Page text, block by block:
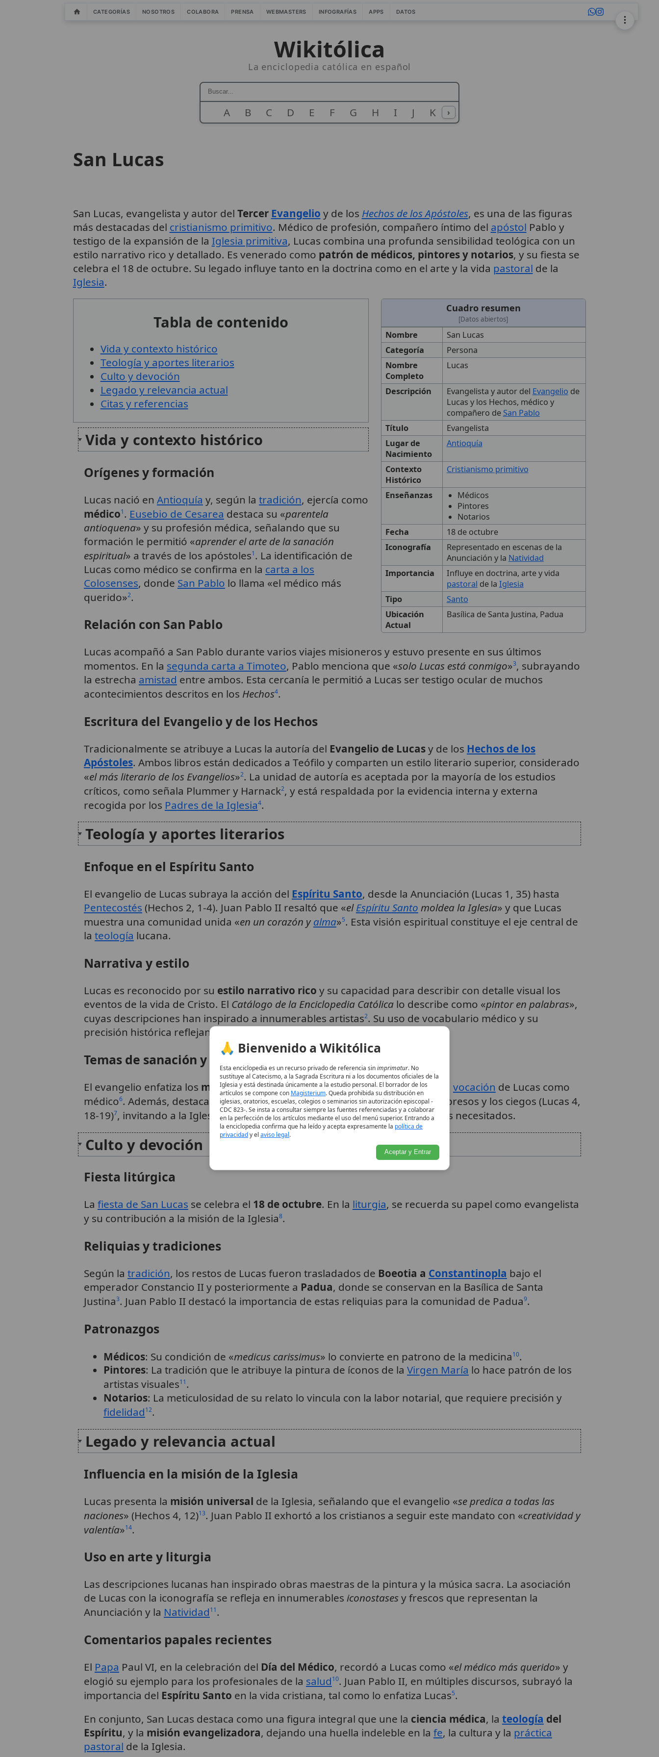
CATEGORÍAS NOSOTROS COLABORA PRENSA WEBMASTERS INFOGRAFÍAS APPS DATOS
Wikitólica
La enciclopedia católica en español
A B C D E F G H I J K L
›
San Lucas
San Lucas, evangelista y autor del Tercer Evangelio y de los Hechos de los Apóstoles, es una de las figuras
más destacadas del cristianismo primitivo. Médico de profesión, compañero íntimo del apóstol Pablo y
testigo de la expansión de la Iglesia primitiva, Lucas combina una profunda sensibilidad teológica con un
estilo narrativo rico y detallado. Es venerado como patrón de médicos, pintores y notarios, y su fiesta se
celebra el 18 de octubre. Su legado influye tanto en la doctrina como en el arte y la vida pastoral de la
Iglesia.
Cuadro resumen
[Datos abiertos]
Nombre
San Lucas
Categoría
Persona
Nombre
Completo
Lucas
Descripción Evangelista y autor del Evangelio de
Lucas y los Hechos, médico y
compañero de San Pablo
Título
Evangelista
Lugar de
Nacimiento
Antioquía
Contexto
Histórico
Cristianismo primitivo
Enseñanzas
Médicos
Pintores
Notarios
Fecha
18 de octubre
Iconografía
Representado en escenas de la
Anunciación y la Natividad
Importancia
Influye en doctrina, arte y vida
pastoral de la Iglesia
Tipo
Santo
Ubicación
Actual
Basílica de Santa Justina, Padua
Tabla de contenido
Vida y contexto histórico
Teología y aportes literarios
Culto y devoción
Legado y relevancia actual
Citas y referencias
Vida y contexto histórico
Orígenes y formación
Lucas nació en Antioquía y, según la tradición, ejercía como
médico1. Eusebio de Cesarea destaca su «parentela
antioquena» y su profesión médica, señalando que su
formación le permitió «aprender el arte de la sanación
espiritual» a través de los apóstoles1. La identificación de
Lucas como médico se confirma en la carta a los
Colosenses, donde San Pablo lo llama «el médico más
querido»2.
Relación con San Pablo
Lucas acompañó a San Pablo durante varios viajes misioneros y estuvo presente en sus últimos
momentos. En la segunda carta a Timoteo, Pablo menciona que «solo Lucas está conmigo»3, subrayando
la estrecha amistad entre ambos. Esta cercanía le permitió a Lucas ser testigo ocular de muchos
acontecimientos descritos en los Hechos4.
Escritura del Evangelio y de los Hechos
Tradicionalmente se atribuye a Lucas la autoría del Evangelio de Lucasy de los Hechos de los
Apóstoles. Ambos libros están dedicados a Teófilo y comparten un estilo literario superior, considerado
«el más literario de los Evangelios»2. La unidad de autoría es aceptada por la mayoría de los estudios
críticos, como señala Plummer y Harnack2, y está respaldada por la evidencia interna y externa
recogida por los Padres de la Iglesia4.
Teología y aportes literarios
Enfoque en el Espíritu Santo
El evangelio de Lucas subraya la acción del Espíritu Santo, desde la Anunciación (Lucas 1, 35) hasta
Pentecostés (Hechos 2, 1-4). Juan Pablo II resaltó que «elEspíritu Santo moldea la Iglesia» y que Lucas
muestra una comunidad unida «en un corazón yalma»5. Esta visión espiritual constituye el eje central de
la teología lucana.
Narrativa y estilo
Lucas es reconocido por su estilo narrativo rico y su capacidad para describir con detalle visual los
eventos de la vida de Cristo. El Catálogo de la Enciclopedia Católicalo describe como «pintor en palabras»,
cuyas descripciones han inspirado a innumerables artistas2. Su uso de vocabulario médico y su
precisión histórica reflejan su formación como médico
Temas de sanación y misericordia
El evangelio enfatiza los milagros de sanaciónde Jesús, reflejando la propia vocación de Lucas como
médico6. Además, destaca lamisericordiay laliberaciónde los pobres, los presos y los ciegos (Lucas 4,
18-19)7, invitando a la Iglesia a seguir el ejemplo de Cristo en la atención a los necesitados.
Culto y devoción
Fiesta litúrgica
La fiesta de San Lucas se celebra el 18 de octubre. En la liturgia, se recuerda su papel como evangelista
y su contribución a la misión de la Iglesia8.
Reliquias y tradiciones
Según la tradición, los restos de Lucas fueron trasladados de Boeotia a Constantinopla bajo el
emperador Constancio II y posteriormente a Padua, donde se conservan en la Basílica de Santa
Justina3. Juan Pablo II destacó la importancia de estas reliquias para la comunidad de Padua9.
Patronazgos
Médicos: Su condición de «medicus carissimus» lo convierte en patrono de la medicina10.
Pintores: La tradición que le atribuye la pintura de íconos de la Virgen María lo hace patrón de los
artistas visuales11.
Notarios: La meticulosidad de su relato lo vincula con la labor notarial, que requiere precisión y
fidelidad12.
Legado y relevancia actual
Influencia en la misión de la Iglesia
Lucas presenta la misión universal de la Iglesia, señalando que el evangelio «se predica a todas las
naciones» (Hechos 4, 12)13. Juan Pablo II exhortó a los cristianos a seguir este mandato con «creatividad y
valentía»14.
Uso en arte y liturgia
Las descripciones lucanas han inspirado obras maestras de la pintura y la música sacra. La asociación
de Lucas con la iconografía se refleja en innumerables iconostasesy frescos que representan la
Anunciación y la Natividad11.
Comentarios papales recientes
El Papa Paul VI, en la celebración del Día del Médico, recordó a Lucas como «el médico más querido» y
elogió su ejemplo para los profesionales de la salud10. Juan Pablo II, en múltiples discursos, subrayó la
importancia del Espíritu Santo en la vida cristiana, tal como lo enfatiza Lucas5.
En conjunto, San Lucas destaca como una figura integral que une la ciencia médica, la teología del
Espíritu, y la misión evangelizadora, dejando una huella indeleble en la fe, la cultura y la práctica
pastoral de la Iglesia.
🙏 Bienvenido a Wikitólica
Esta enciclopedia es un recurso privado de referencia sinimprimatur. No
sustituye al Catecismo, a la Sagrada Escritura ni a los documentos oficiales de la
Iglesia y está destinada únicamente a la estudio personal. El borrador de los
artículos se compone con Magisterium. Queda prohibida su distribución en
iglesias, oratorios, escuelas, colegios o seminarios sin autorización episcopal -
CDC 823-. Se insta a consultar siempre las fuentes referenciadas y a colaborar
en la perfección de los artículos mediante el uso del menú superior. Entrando a
la enciclopedia confirma que ha leído y acepta expresamente la política de
privacidady el aviso legal.
Aceptar y Entrar